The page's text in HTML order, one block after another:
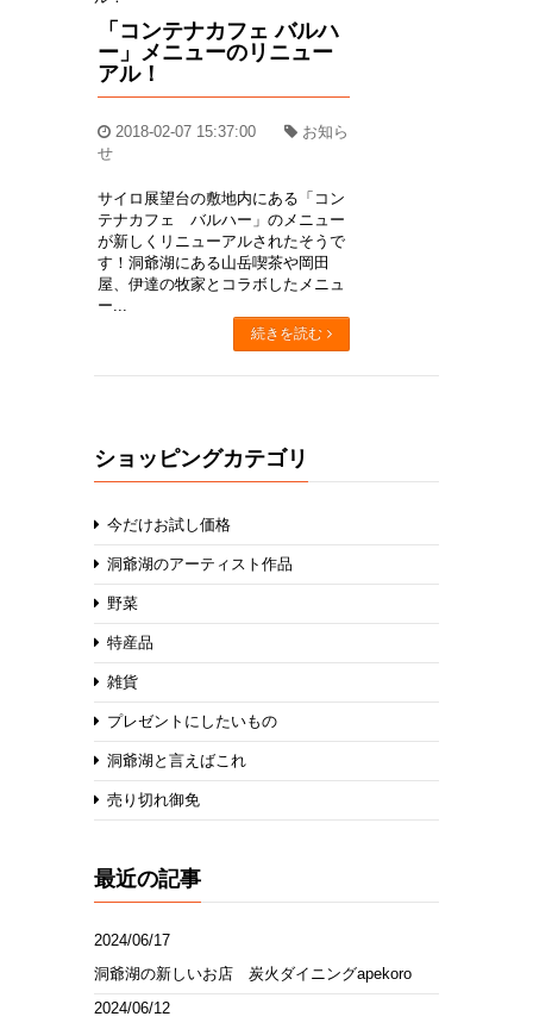
「コンテナカフェ バルハ
ー」メニューのリニュー
アル！
2018-02-07 15:37:00
お知ら
せ
サイロ展望台の敷地内にある「コン
テナカフェ バルハー」のメニュー
が新しくリニューアルされたそうで
す！洞爺湖にある山岳喫茶や岡田
屋、伊達の牧家とコラボしたメニュ
ー...
続きを読む
ショッピングカテゴリ
今だけお試し価格
洞爺湖のアーティスト作品
野菜
特産品
雑貨
プレゼントにしたいもの
洞爺湖と言えばこれ
売り切れ御免
最近の記事
2024/06/17
洞爺湖の新しいお店 炭火ダイニングapekoro
2024/06/12